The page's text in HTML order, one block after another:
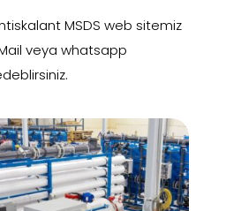
MSDS web sitemiz
veya whatsapp